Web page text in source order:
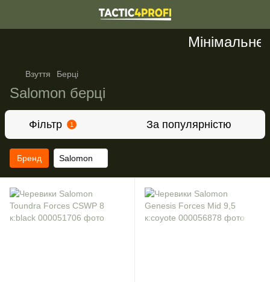
Мінімальне
Взуття Берці
Salomon берці
Фільтр 1 За популярністю
Бренд Salomon